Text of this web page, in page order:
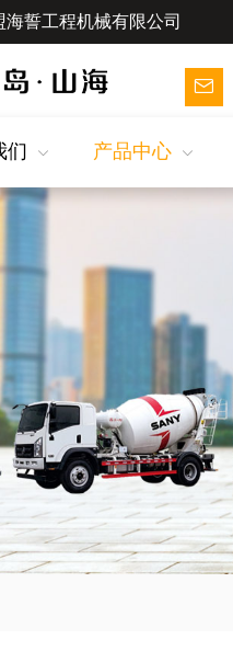
誓工程机械有限公司
们 产品中心